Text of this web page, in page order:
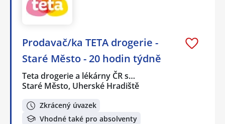
Prodavač/ka TETA drogerie -
Staré Město - 20 hodin týdně
Teta drogerie a lékárny ČR s…
Staré Město, Uherské Hradiště
Zkrácený úvazek
Vhodné také pro absolventy